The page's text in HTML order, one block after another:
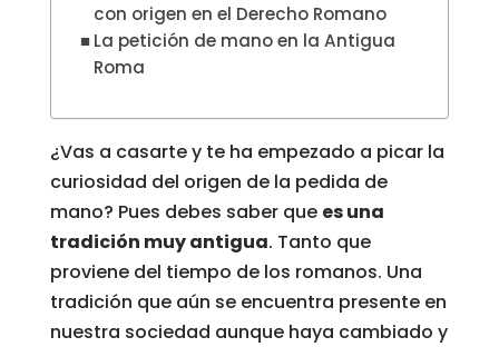
con origen en el Derecho Romano
La petición de mano en la Antigua
Roma
¿Vas a casarte y te ha empezado a picar la
curiosidad del origen de la pedida de
mano? Pues debes saber que es una
tradición muy antigua. Tanto que
proviene del tiempo de los romanos. Una
tradición que aún se encuentra presente en
nuestra sociedad aunque haya cambiado y